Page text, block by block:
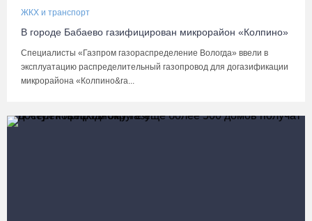
ЖКХ и транспорт
В городе Бабаево газифицирован микрорайон «Колпино»
Специалисты «Газпром газораспределение Вологда» ввели в
эксплуатацию распределительный газопровод для догазификации
микрорайона «Колпино&ra...